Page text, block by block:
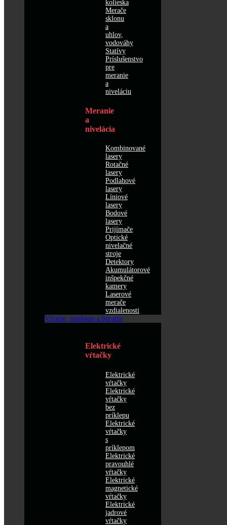
kolieska
Merače
sklonu
a
uhlov,
vodováhy
Statívy
Príslušenstvo
pre
meranie
a
niveláciu
Meranie
a
nivelácia
Kombinované
lasery
Rotačné
lasery
Podlahové
lasery
Líniové
lasery
Bodové
lasery
Prijímače
Optické
nivelačné
stroje
Detektory
Akumulátorové
inšpekčné
kamery
Laserové
merače
vzdialenosti
Vŕtanie, miešanie a búranie
Elektrické
vŕtačky
Elektrické
vŕtačky
Elektrické
vŕtačky
bez
príklepu
Elektrické
vŕtačky
s
príklepom
Elektrické
pravouhlé
vŕtačky
Elektrické
magnetické
vŕtačky
Elektrické
jadrové
vŕtačky